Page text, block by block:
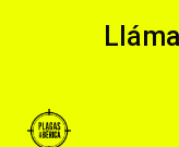
content